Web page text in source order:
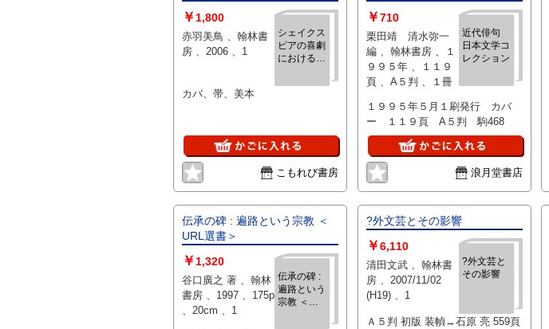
シェイクス
ピアの喜劇
における両
￥ 1,800
赤羽美鳥 、翰林書
房 、2006 、1
カバ、帯、美本
こもれび書房
近代俳句
日本文学コ
レクション
￥710
栗田靖 清水弥一
編 、翰林書房 、１
９９５年 、１１９
頁 、A５判 、１冊
１９９５年５月１刷発行 カバ
ー １１９頁 A５判 駒468
浪月堂書店
伝承の碑 : 遍路という宗教 ＜
URL選書＞
伝承の碑 :
遍路という
宗教 ＜
￥ 1,320
谷口廣之 著 、翰林
書房 、1997 、175p
、20cm 、1
?外文芸とその影響
?外文芸と
その影響
￥6,110
清田文武 、翰林書
房 、2007/11/02
(H19) 、1
Ａ５判 初版 装幀→石原 亮 559頁